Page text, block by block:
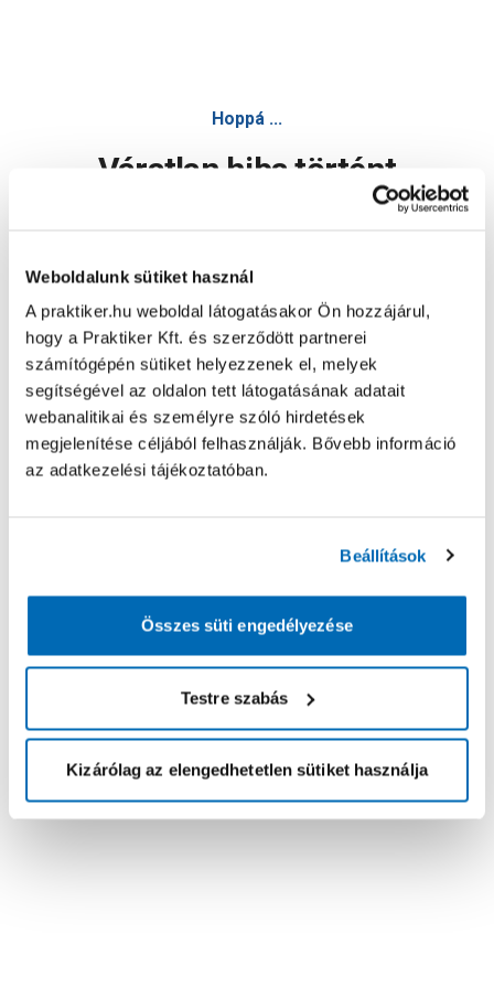
Weboldalunk sütiket használ
A praktiker.hu weboldal látogatásakor Ön hozzájárul,
hogy a Praktiker Kft. és szerződött partnerei
számítógépén sütiket helyezzenek el, melyek
segítségével az oldalon tett látogatásának adatait
webanalitikai és személyre szóló hirdetések
megjelenítése céljából felhasználják. Bővebb információ
az adatkezelési tájékoztatóban.
Beállítások
Összes süti engedélyezése
Testre szabás
Kizárólag az elengedhetetlen sütiket használja
Hoppá ...
Váratlan hiba történt
Oldal újratöltése